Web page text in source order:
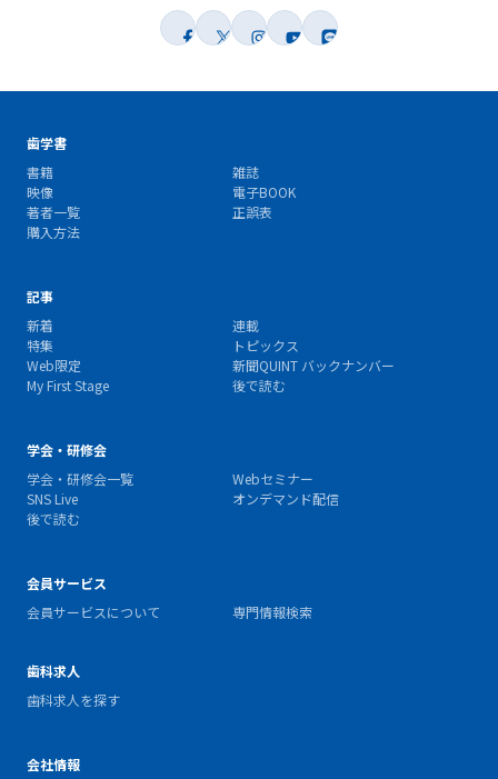
歯学書
書籍
雑誌
映像
電子BOOK
著者一覧
正誤表
購入方法
記事
新着
連載
特集
トピックス
Web限定
新聞QUINT バックナンバー
My First Stage
後で読む
学会・研修会
学会・研修会一覧
Webセミナー
SNS Live
オンデマンド配信
後で読む
会員サービス
会員サービスについて
専門情報検索
歯科求人
歯科求人を探す
会社情報